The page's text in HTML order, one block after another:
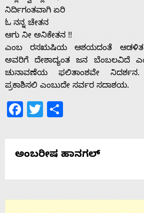
ನಿರ್ದಿಗಂತವಾಗಿ ಏರಿ
ಓ ನನ್ನ ಚೇತನ
ಆಗು ನೀ ಅನಿಕೇತನ !!
ಎಂಬ ರಸಋಷಿಯ ಆಶಯದಂತೆ ಆಡಳಿತ
ಅವರಿಗೆ ದೇಶಾದ್ಯಂತ ಜನ ಬೆಂಬಲವಿದೆ
ಚುನಾವಣೆಯ ಫಲಿತಾಂಶವೇ ನಿದರ್ಶನ.
ಪ್ರಕಾಶಿಸಲಿ ಎಂಬುದೇ ಸರ್ವರ ಸದಾಶಯ.
Facebook
Twitter
ಅಂಬರೀಷ ಹಾನಗಲ್